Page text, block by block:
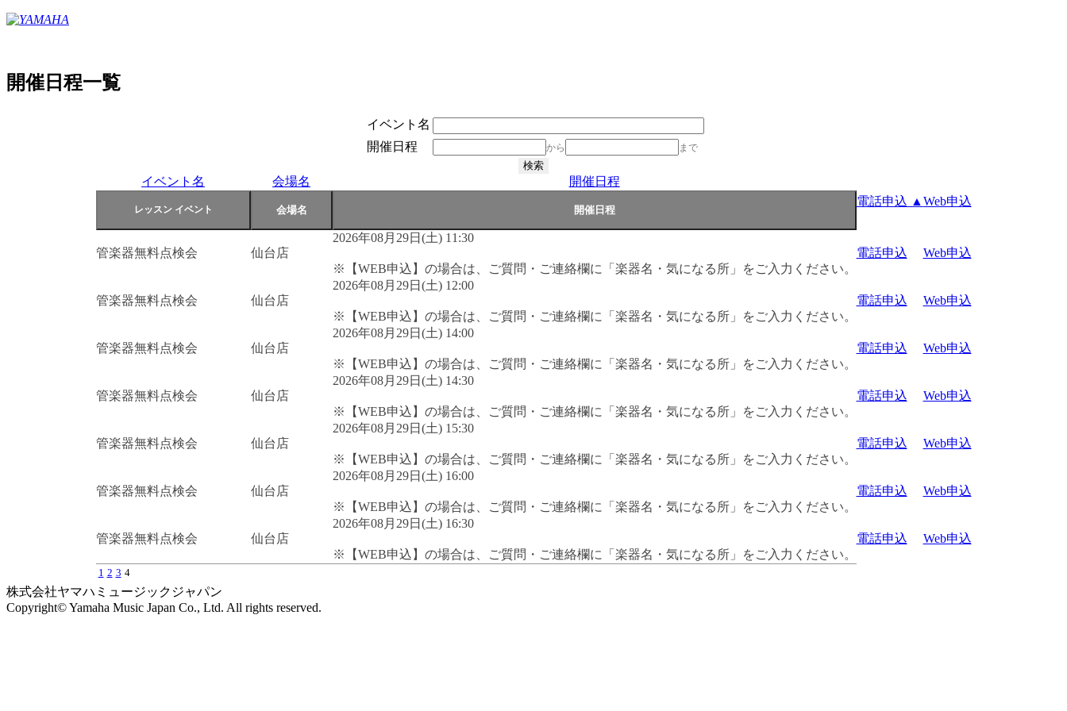
開催日程一覧
イベント名
開催日程
から まで
イベント名 会場名
開催日程
電話申込 ▲ Web申込
管楽器無料点検会 仙台店
2026年08月29日(土) 11:30
※【WEB申込】の場合は、ご質問・ご連絡欄に「楽器名・気になる所」をご入力ください。
電話申込 Web申込
管楽器無料点検会 仙台店
2026年08月29日(土) 12:00
※【WEB申込】の場合は、ご質問・ご連絡欄に「楽器名・気になる所」をご入力ください。
電話申込 Web申込
管楽器無料点検会 仙台店
2026年08月29日(土) 14:00
※【WEB申込】の場合は、ご質問・ご連絡欄に「楽器名・気になる所」をご入力ください。
電話申込 Web申込
管楽器無料点検会 仙台店
2026年08月29日(土) 14:30
※【WEB申込】の場合は、ご質問・ご連絡欄に「楽器名・気になる所」をご入力ください。
電話申込 Web申込
管楽器無料点検会 仙台店
2026年08月29日(土) 15:30
※【WEB申込】の場合は、ご質問・ご連絡欄に「楽器名・気になる所」をご入力ください。
電話申込 Web申込
管楽器無料点検会 仙台店
2026年08月29日(土) 16:00
※【WEB申込】の場合は、ご質問・ご連絡欄に「楽器名・気になる所」をご入力ください。
電話申込 Web申込
管楽器無料点検会 仙台店
2026年08月29日(土) 16:30
※【WEB申込】の場合は、ご質問・ご連絡欄に「楽器名・気になる所」をご入力ください。
電話申込 Web申込
1 2 3 4
株式会社ヤマハミュージックジャパン
Copyright© Yamaha Music Japan Co., Ltd. All rights reserved.